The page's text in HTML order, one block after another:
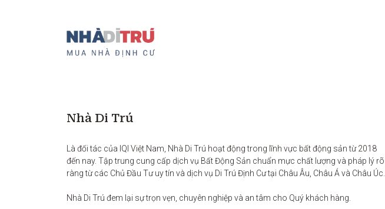
Nhà Di Trú
Là đối tác của IQI Việt Nam, Nhà Di Trú hoạt động trong lĩnh vực bất động sản từ 2018
đến nay. Tập trung cung cấp dịch vụ Bất Động Sản chuẩn mực chất lượng và pháp lý rõ
ràng từ các Chủ Đầu Tư uy tín và dịch vụ Di Trú Định Cư tại Châu Âu, Châu Á và Châu Úc.
Nhà Di Trú đem lại sự trọn vẹn, chuyên nghiệp và an tâm cho Quý khách hàng.